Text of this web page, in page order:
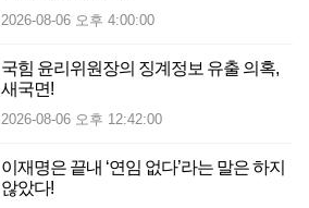
2026-08-06 오후 4:00:00
국힘 윤리위원장의 징계정보 유출 의혹,
새국면!
2026-08-06 오후 12:42:00
이재명은 끝내 ‘연임 없다’라는 말은 하지
않았다!